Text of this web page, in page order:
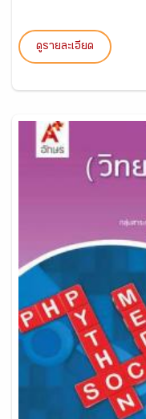
ดูรายละเอียด